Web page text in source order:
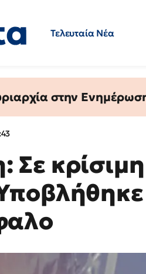
Τελευταία Νέα
στην
Σε